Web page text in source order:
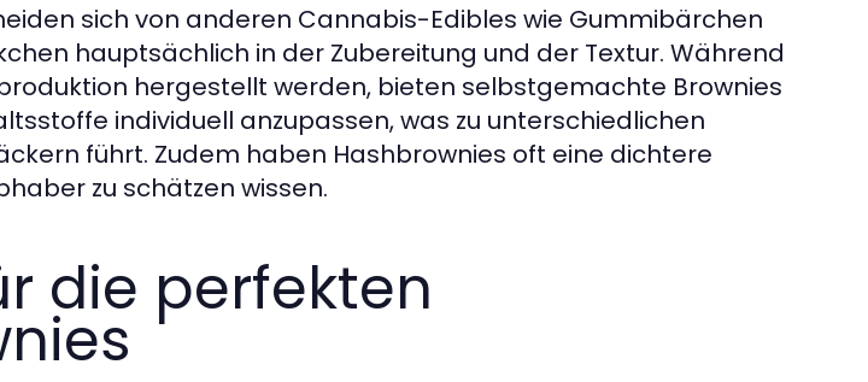
sich von anderen Cannabis-Edibles wie Gummibärchen
hauptsächlich in der Zubereitung und der Textur. Während
hergestellt werden, bieten selbstgemachte Brownies
individuell anzupassen, was zu unterschiedlichen
führt. Zudem haben Hashbrownies oft eine dichtere
zu schätzen wissen.
die perfekten